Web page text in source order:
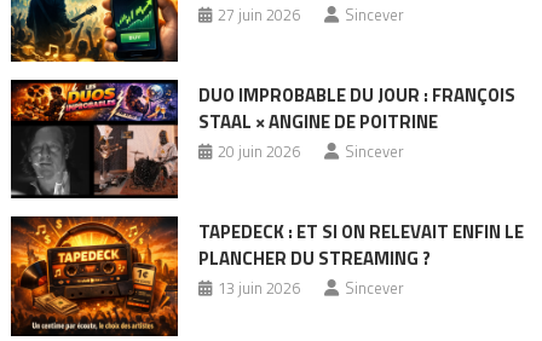
27 juin 2026 Sincever
DUO IMPROBABLE DU JOUR : FRANÇOIS
STAAL × ANGINE DE POITRINE
20 juin 2026 Sincever
TAPEDECK : ET SI ON RELEVAIT ENFIN LE
PLANCHER DU STREAMING ?
13 juin 2026 Sincever